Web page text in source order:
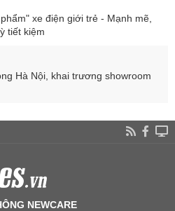
xe điện giới trẻ - Mạnh mẽ,
tiết kiệm
Hà Nội, khai trương showroom
NEWCARE